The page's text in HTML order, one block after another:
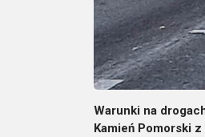
Warunki na
Kamień Pomorski